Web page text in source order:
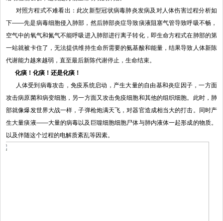
对照方程式不难看出：此次新型冠状病毒肺炎发病及对人体伤害过程分析如
下——先是病毒细胞侵入肺部，然后肺部炎症导致痰液阻塞气管导致呼吸不畅，
空气中的氧气和氮气不能呼吸进入肺部进行离子转化，即生命方程式在肺部的第
一站就被卡住了，无法提供维持生命所需要的氨基酸和能量，结果导致人体新陈
代谢能力越来越弱，直至最后新陈代谢停止，生命结束。
化痰！化痰！还是化痰！
人体受到病毒攻击，免疫系统启动，产生大量的自由基和炎症因子，一方面
攻击病原菌和病变细胞，另一方面又攻击免疫细胞和其他的组织细胞。此时，肺
部就像爆发世界大战一样，子弹枪炮满天飞，对器官造成相当大的打击。同时产
生大量痰液——大量的病毒以及巨噬细胞细胞尸体与肺内液体一起形成的物质。
以及伴随这个过程的电解质紊乱等因素。